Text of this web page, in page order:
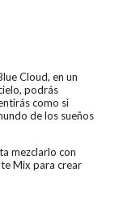
Cloud, en un
podrás
como si
de los sueños
mezclarlo con
Mix para crear